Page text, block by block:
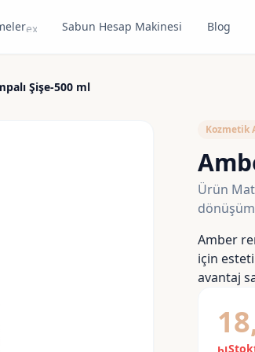
expand_moreSabun Hesap Makinesi Blog
Şişe-500 ml
Kozmetik
Ürün
Amber
için
avantaj